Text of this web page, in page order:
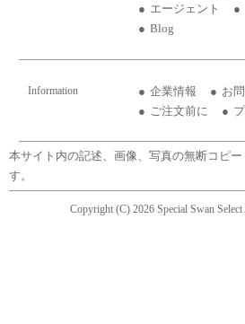
エージェント
Blog
Information 企業情報
お
ご注文前に
本サイト内の記述、画像、写真の無断コピ
す。
Copyright (C) 2026 Special Swan